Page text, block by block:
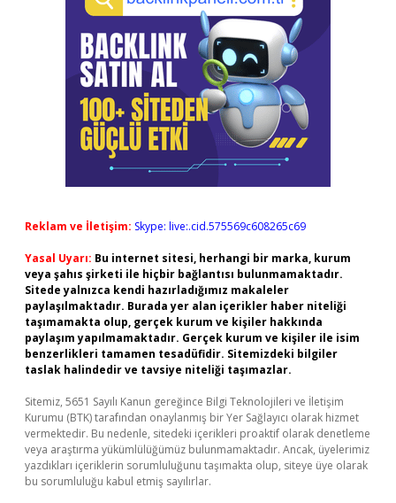
Reklam ve İletişim: Skype: live:.cid.575569c608265c69
Yasal Uyarı: Bu internet sitesi, herhangi bir marka, kurum
veya şahıs şirketi ile hiçbir bağlantısı bulunmamaktadır.
Sitede yalnızca kendi hazırladığımız makaleler
paylaşılmaktadır. Burada yer alan içerikler haber niteliği
taşımamakta olup, gerçek kurum ve kişiler hakkında
paylaşım yapılmamaktadır. Gerçek kurum ve kişiler ile isim
benzerlikleri tamamen tesadüfidir. Sitemizdeki bilgiler
taslak halindedir ve tavsiye niteliği taşımazlar.
Sitemiz, 5651 Sayılı Kanun gereğince Bilgi Teknolojileri ve İletişim
Kurumu (BTK) tarafından onaylanmış bir Yer Sağlayıcı olarak hizmet
vermektedir. Bu nedenle, sitedeki içerikleri proaktif olarak denetleme
veya araştırma yükümlülüğümüz bulunmamaktadır. Ancak, üyelerimiz
yazdıkları içeriklerin sorumluluğunu taşımakta olup, siteye üye olarak
bu sorumluluğu kabul etmiş sayılırlar.